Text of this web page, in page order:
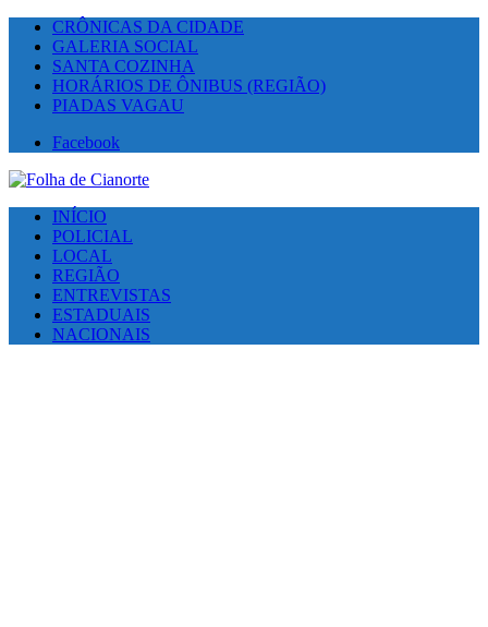
CRÔNICAS DA CIDADE
GALERIA SOCIAL
SANTA COZINHA
HORÁRIOS DE ÔNIBUS (REGIÃO)
PIADAS VAGAU
Facebook
INÍCIO
POLICIAL
LOCAL
REGIÃO
ENTREVISTAS
ESTADUAIS
NACIONAIS